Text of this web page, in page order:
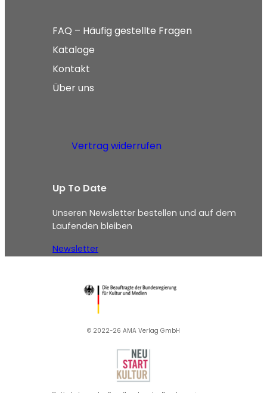
FAQ – Häufig gestellte Fragen
Kataloge
Kontakt
Über uns
Vertrag widerrufen
Up To Date
Unseren Newsletter bestellen und auf dem
Laufenden bleiben
Newsletter
© 2022-26 AMA Verlag GmbH​